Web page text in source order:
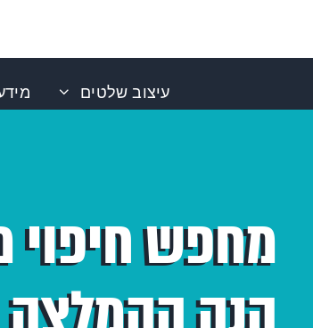
עיצוב שלטים
מחפש חיפוי